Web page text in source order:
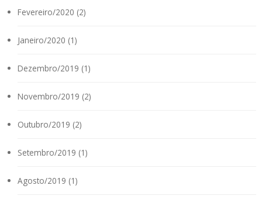
Fevereiro/2020 (2)
Janeiro/2020 (1)
Dezembro/2019 (1)
Novembro/2019 (2)
Outubro/2019 (2)
Setembro/2019 (1)
Agosto/2019 (1)